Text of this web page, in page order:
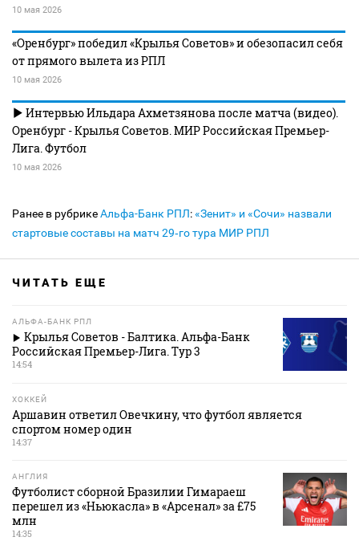
10 мая 2026
«Оренбург» победил «Крылья Советов» и обезопасил себя
от прямого вылета из РПЛ
10 мая 2026
Интервью Ильдара Ахметзянова после матча (видео).
Оренбург - Крылья Советов. МИР Российская Премьер-
Лига. Футбол
10 мая 2026
Ранее в рубрикеАльфа-Банк РПЛ:«Зенит» и «Сочи» назвали
стартовые составы на матч 29‑го тура МИР РПЛ
ЧИТАТЬ ЕЩЕ
АЛЬФА-БАНК РПЛ
Крылья Советов - Балтика. Альфа-Банк
Российская Премьер-Лига. Тур 3
14:54
ХОККЕЙ
Аршавин ответил Овечкину, что футбол является
спортом номер один
14:37
АНГЛИЯ
Футболист сборной Бразилии Гимараеш
перешел из «Ньюкасла» в «Арсенал» за £75
млн
14:35